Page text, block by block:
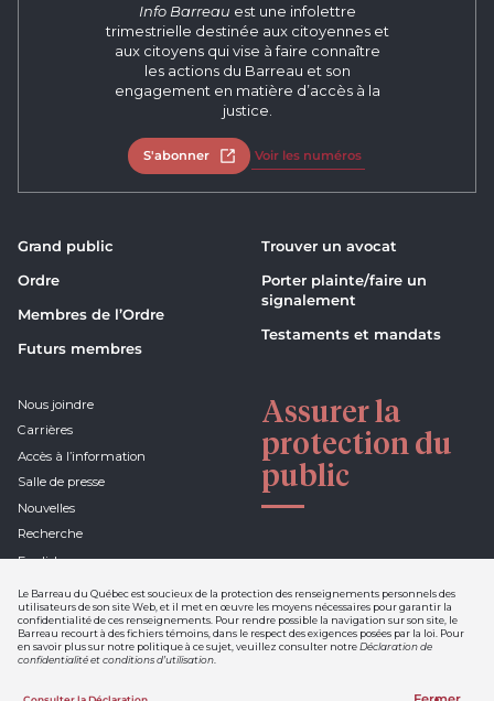
Le Barreau du Québec est soucieux de la protection des renseignements personnels des
utilisateurs de son site Web, et il met en œuvre les moyens nécessaires pour garantir la
confidentialité de ces renseignements. Pour rendre possible la navigation sur son site, le
Barreau recourt à des fichiers témoins, dans le respect des exigences posées par la loi. Pour
en savoir plus sur notre politique à ce sujet, veuillez consulter notreDéclaration de
confidentialité et conditions d’utilisation
Info Barreau est une infolettre
trimestrielle destinée aux citoyennes et
aux citoyens qui vise à faire connaître
les actions du Barreau et son
engagement en matière d’accès à la
justice.
S'abonner Ouvrir dans un nouvel onglet
Voir les numéros
Grand public
Ordre
Membres de l’Ordre
Futurs membres
Trouver un avocat
Porter plainte/faire un
signalement
Testaments et mandats
Nous joindre
Carrières
Accès à l’information
Salle de presse
Nouvelles
Recherche
English
Assurer la
protection du
public
Déclaration de confidentialité et
conditions d'utilisation